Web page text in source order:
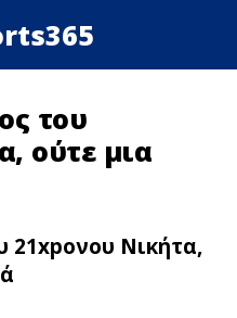
του
ούτε μια
21xpονου Νικήτα,